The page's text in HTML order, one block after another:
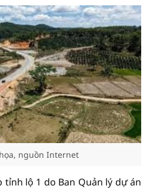
nguồn Internet
tỉnh lộ 1 do Ban Quản lý dự án